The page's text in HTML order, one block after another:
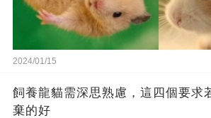
2024/01/15
飼養龍貓需深思熟慮，這四個要求
棄的好